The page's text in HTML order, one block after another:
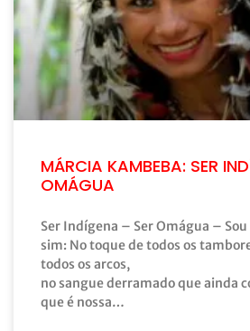
MÁRCIA KAMBEBA: SER
OMÁGUA
Ser Indígena – Ser Omágua –
sim: No toque de todos os
todos os arcos,
no sangue derramado que ainda
que é nossa…